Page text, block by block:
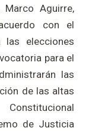
Aguirre,
con el
las elecciones
para el
las
de las altas
de Justicia